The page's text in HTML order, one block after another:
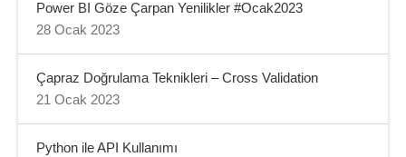
Power BI Göze Çarpan Yenilikler #Ocak2023
28 Ocak 2023
Çapraz Doğrulama Teknikleri – Cross Validation
21 Ocak 2023
Python ile API Kullanımı